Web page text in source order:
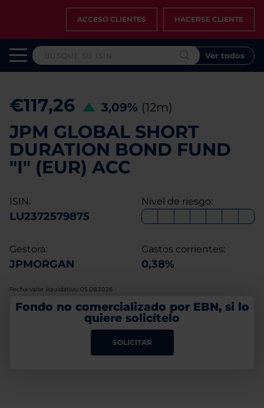
ACCESO CLIENTES HACERSE CLIENTE
Ver todos
€117,26 3,09% (12m)
JPM GLOBAL SHORT
DURATION BOND FUND
"I" (EUR) ACC
ISIN:
LU2372579875
Nivel de riesgo:
Gestora:
JPMORGAN
Gastos corrientes:
0,38%
Fecha valor liquidativo: 05.08.2026
Fondo no comercializado por EBN, si lo
quiere solicítelo
SOLICITAR